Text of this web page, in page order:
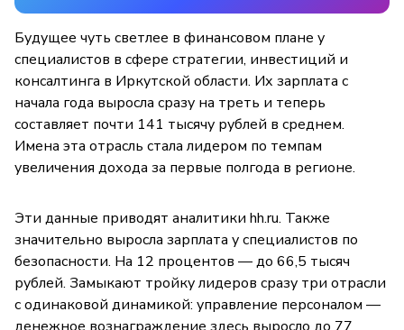
Будущее чуть светлее в финансовом плане у
специалистов в сфере стратегии, инвестиций и
консалтинга в Иркутской области. Их зарплата с
начала года выросла сразу на треть и теперь
составляет почти 141 тысячу рублей в среднем.
Имена эта отрасль стала лидером по темпам
увеличения дохода за первые полгода в регионе.
Эти данные приводят аналитики hh.ru. Также
значительно выросла зарплата у специалистов по
безопасности. На 12 процентов — до 66,5 тысяч
рублей. Замыкают тройку лидеров сразу три отрасли
с одинаковой динамикой: управление персоналом —
денежное вознаграждение здесь выросло до 77